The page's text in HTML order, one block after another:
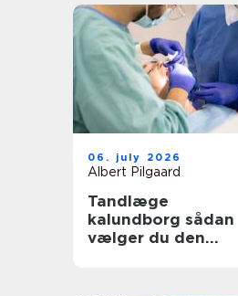
06. july 2026
Albert Pilgaard
Tandlæge
kalundborg sådan
vælger du den